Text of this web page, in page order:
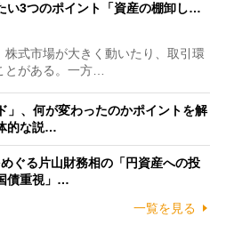
い3つのポイント「資産の棚卸し…
式市場が大きく動いたり、取引環
とがある。一方…
」、何が変わったのかポイントを解
的な説…
ぐる片山財務相の「円資産への投
債重視」…
一覧を見る